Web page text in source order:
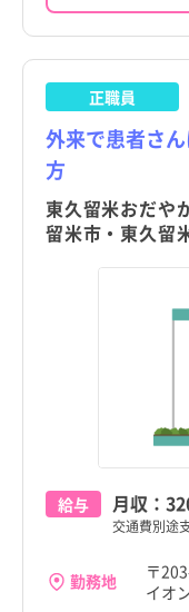
正職員
外来で患者さ
方
東久留米おだや
留米市・東久留
給与 月収：
交通費別途
勤務地
〒
イオ